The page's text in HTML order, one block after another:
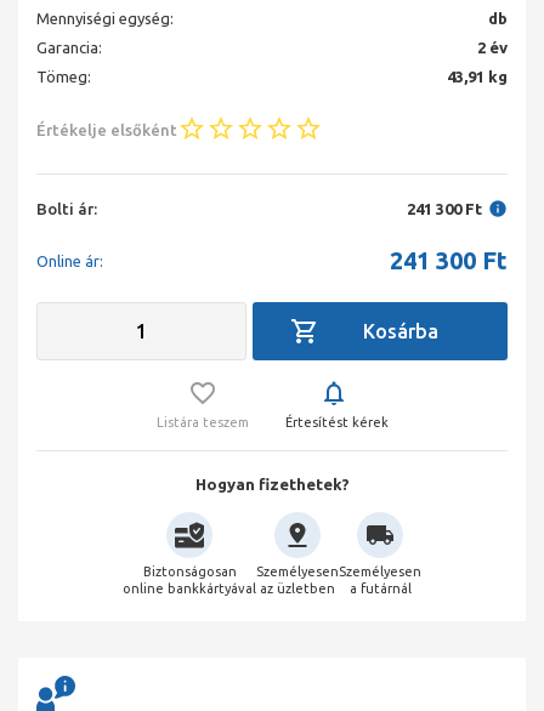
Mennyiségi egység:
db
Garancia:
2 év
Tömeg:
43,91 kg
Értékelje elsőként
Bolti ár: 241 300 Ft
Online ár: 241 300 Ft
Listára teszem Értesítést kérek
Hogyan fizethetek?
Biztonságosan
online bankkártyával
Személyesen
az üzletben
Személyesen
a futárnál